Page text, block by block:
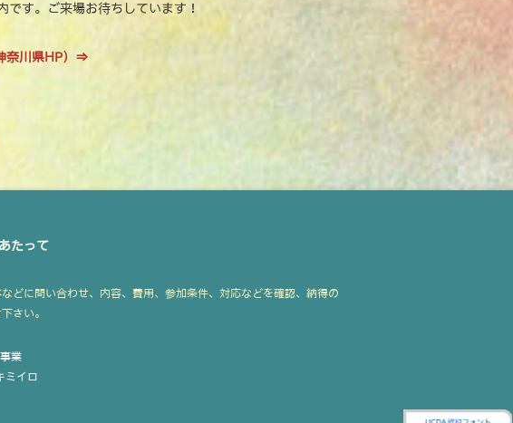
す。ご来場お待ちしています！
奈川県HP）⇒
たって
どに問い合わせ、内容、費用、参加条件、対応などを確認、納得の
さい。
業
ミイロ